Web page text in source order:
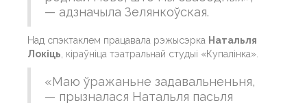
— адзначыла Зелянкоўская.
Над спэктаклем працавала рэжысэрка Натальля
Локіць , кіраўніца тэатральнай студыі «Купалінка».
«Маю ўражаньне задавальненьня,
— прызналася Натальля пасьля